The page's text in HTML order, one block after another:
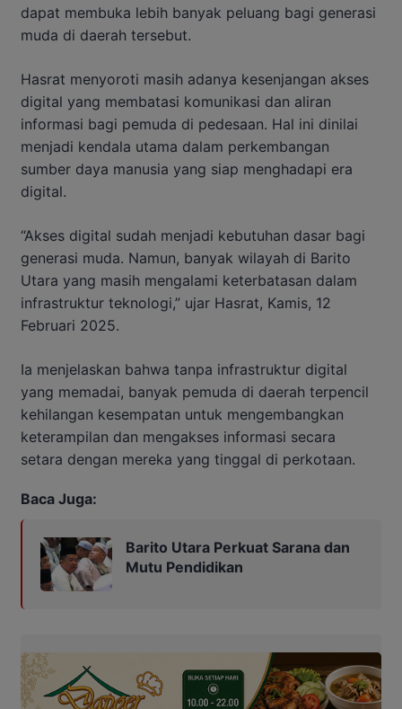
dapat membuka lebih banyak peluang bagi generasi
muda di daerah tersebut.
Hasrat menyoroti masih adanya kesenjangan akses
digital yang membatasi komunikasi dan aliran
informasi bagi pemuda di pedesaan. Hal ini dinilai
menjadi kendala utama dalam perkembangan
sumber daya manusia yang siap menghadapi era
digital.
“Akses digital sudah menjadi kebutuhan dasar bagi
generasi muda. Namun, banyak wilayah di Barito
Utara yang masih mengalami keterbatasan dalam
infrastruktur teknologi,” ujar Hasrat, Kamis, 12
Februari 2025.
Ia menjelaskan bahwa tanpa infrastruktur digital
yang memadai, banyak pemuda di daerah terpencil
kehilangan kesempatan untuk mengembangkan
keterampilan dan mengakses informasi secara
setara dengan mereka yang tinggal di perkotaan.
Baca Juga:
Barito Utara Perkuat Sarana dan
Mutu Pendidikan